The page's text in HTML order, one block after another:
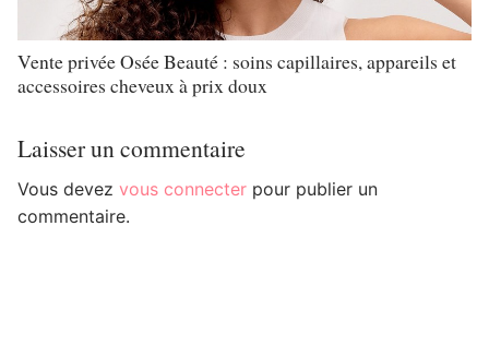
Vente privée Osée Beauté : soins capillaires, appareils et
accessoires cheveux à prix doux
Laisser un commentaire
Vous devez vous connecter pour publier un
commentaire.